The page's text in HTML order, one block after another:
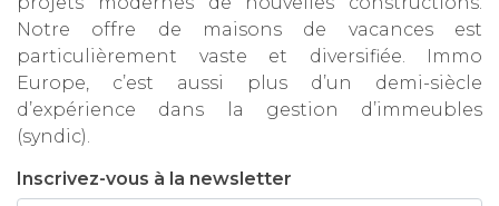
Notre offre de maisons de vacances est
particulièrement vaste et diversifiée. Immo
Europe, c’est aussi plus d’un demi-siècle
d’expérience dans la gestion d’immeubles
(syndic).
Inscrivez-vous à la newsletter